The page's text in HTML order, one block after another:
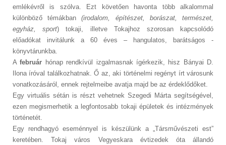
emlékévről is szólva. Ezt követően havonta több alkalommal
különböző témákban(irodalom, építészet, borászat, természet,
egyház, sport) tokaji, illetve Tokajhoz szorosan kapcsolódó
előadókat invitálunk a 60 éves – hangulatos, barátságos -
könyvtárunkba.
Afebruár hónap rendkívül izgalmasnak ígérkezik, hisz Bányai D.
Ilona íróval találkozhatnak. Ő az, aki történelmi regényt írt városunk
vonatkozásáról, ennek rejtelmeibe avatja majd be az érdeklődőket.
Egy virtuális sétán is részt vehetnek Szegedi Márta segítségével,
ezen megismerhetik a legfontosabb tokaji épületek és intézmények
történetét.
Egy rendhagyó eseménnyel is készülünk a „Társművészeti est”
keretében. Tokaj város Vegyeskara évtizedek óta állandó